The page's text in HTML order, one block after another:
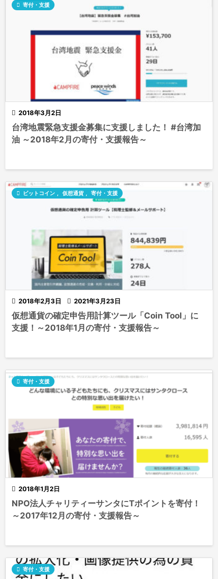
 2018年3月2日
 寄付・支援
台湾地震緊急支援金募集に支援しました！ #台湾加
油 ～2018年2月の寄付・支援報告～
 2018年2月3日  2021年3月23日
 ビットコイン , 仮想通貨 , 寄付・支援
仮想通貨の確定申告用計算ツール「Coin Tool」に
支援！～2018年1月の寄付・支援報告～
 2018年1月2日
 寄付・支援
NPO法人チャリティーサンタにTポイントを寄付！
～2017年12月の寄付・支援報告～
 寄付・支援